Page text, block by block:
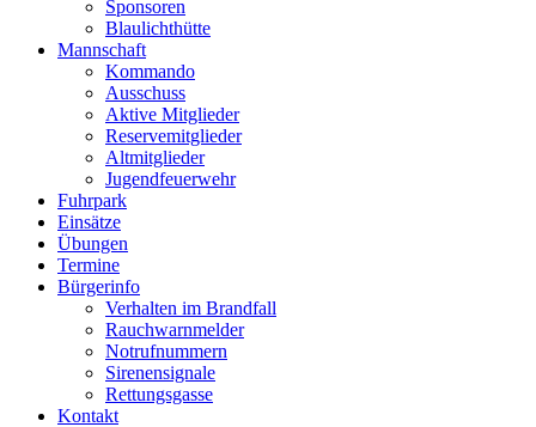
Sponsoren
Blaulichthütte
Mannschaft
Kommando
Ausschuss
Aktive Mitglieder
Reservemitglieder
Altmitglieder
Jugendfeuerwehr
Fuhrpark
Einsätze
Übungen
Termine
Bürgerinfo
Verhalten im Brandfall
Rauchwarnmelder
Notrufnummern
Sirenensignale
Rettungsgasse
Kontakt